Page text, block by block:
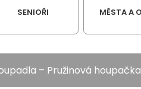
SENIOŘI MĚSTA A
– Pružinová houpačka